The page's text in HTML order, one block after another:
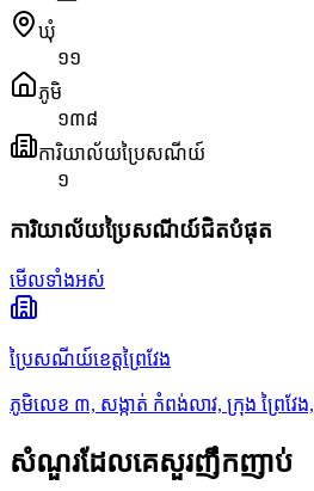
ឃុំ
១១
ភូមិ
១៣៨
ការិយាល័យប្រៃសណីយ៍
១
ការិយាល័យប្រៃសណីយ៍ជិតបំផុត
មើលទាំងអស់
ប្រៃសណីយ៍ខេត្តព្រៃវែង
ភូមិលេខ ៣, សង្កាត់ កំពង់លាវ, ក្រុង ព្រៃវែង,
សំណួរដែលគេសួរញឹកញាប់